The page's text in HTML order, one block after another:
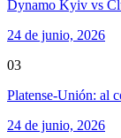
Dynamo Kyiv vs
24 de junio, 2026
03
Platense-Unión: al
24 de junio, 2026